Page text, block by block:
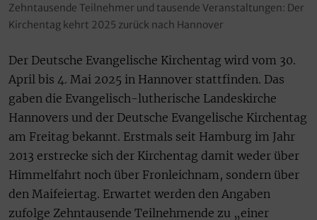
Zehntausende Teilnehmer und tausende Veranstaltungen: Der
Kirchentag kehrt 2025 zurück nach Hannover
Der Deutsche Evangelische Kirchentag wird vom 30.
April bis 4. Mai 2025 in Hannover stattfinden. Das
gaben die Evangelisch-lutherische Landeskirche
Hannovers und der Deutsche Evangelische Kirchentag
am Freitag bekannt. Erstmals seit Hamburg im Jahr
2013 erstrecke sich der Kirchentag damit weder über
Himmelfahrt noch über Fronleichnam, sondern über
den Maifeiertag. Erwartet werden den Angaben
zufolge Zehntausende Teilnehmende zu „einer